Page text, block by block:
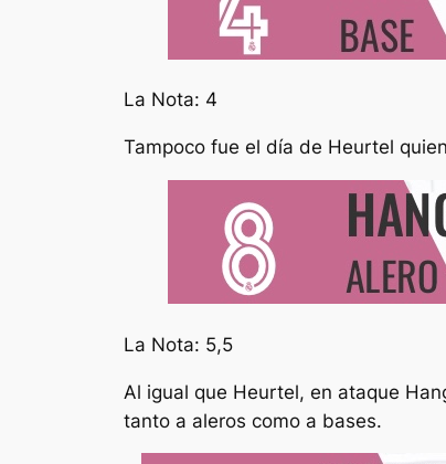
La Nota: 4
Tampoco fue el día de Heurtel
La Nota: 5,5
Al igual que Heurtel, en ataque
tanto a aleros como a bases.